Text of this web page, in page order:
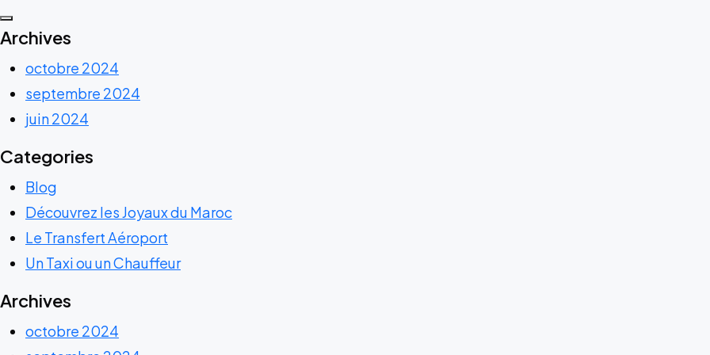
Archives
octobre 2024
septembre 2024
juin 2024
Categories
Blog
Découvrez les Joyaux du Maroc
Le Transfert Aéroport
Un Taxi ou un Chauffeur
Archives
octobre 2024